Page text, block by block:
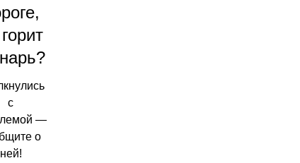
с
—
о
ней!